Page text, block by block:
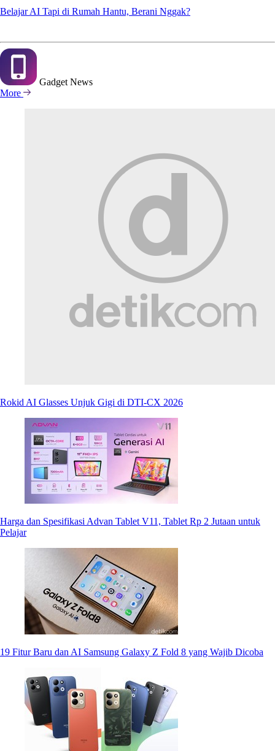
Belajar AI Tapi di Rumah Hantu, Berani Nggak?
Gadget News
More
Rokid AI Glasses Unjuk Gigi di DTI-CX 2026
Harga dan Spesifikasi Advan Tablet V11, Tablet Rp 2 Jutaan untuk
Pelajar
19 Fitur Baru dan AI Samsung Galaxy Z Fold 8 yang Wajib Dicoba